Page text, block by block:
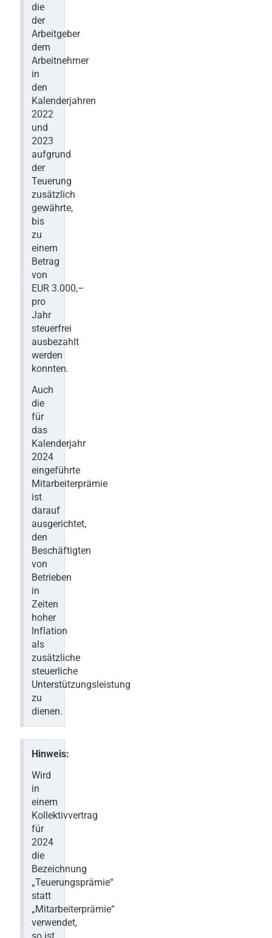
die
der
Arbeitgeber
dem
Arbeitnehmer
in
den
Kalenderjahren
2022
und
2023
aufgrund
der
Teuerung
zusätzlich
gewährte,
bis
zu
einem
Betrag
von
EUR 3.000,–
pro
Jahr
steuerfrei
ausbezahlt
werden
konnten.
Auch
die
für
das
Kalenderjahr
2024
eingeführte
Mitarbeiterprämie
ist
darauf
ausgerichtet,
den
Beschäftigten
von
Betrieben
in
Zeiten
hoher
Inflation
als
zusätzliche
steuerliche
Unterstützungsleistung
zu
dienen.
Hinweis:
Wird
in
einem
Kollektivvertrag
für
2024
die
Bezeichnung
„Teuerungsprämie“
statt
„Mitarbeiterprämie“
verwendet,